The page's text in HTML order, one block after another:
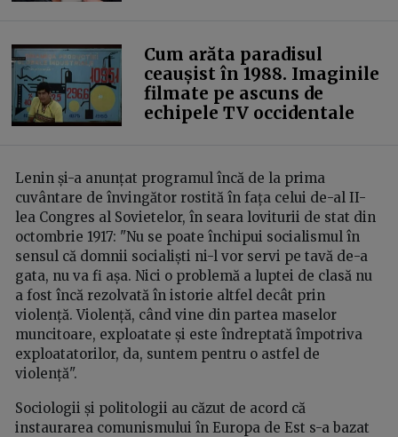
Cum arăta paradisul
ceaușist în 1988. Imaginile
filmate pe ascuns de
echipele TV occidentale
Lenin și-a anunțat programul încă de la prima
cuvântare de învingător rostită în fața celui de-al II-
lea Congres al Sovietelor, în seara loviturii de stat din
octombrie 1917: "Nu se poate închipui socialismul în
sensul că domnii socialiști ni-l vor servi pe tavă de-a
gata, nu va fi așa. Nici o problemă a luptei de clasă nu
a fost încă rezolvată în istorie altfel decât prin
violență. Violență, când vine din partea maselor
muncitoare, exploatate și este îndreptată împotriva
exploatatorilor, da, suntem pentru o astfel de
violență".
Sociologii și politologii au căzut de acord că
instaurarea comunismului în Europa de Est s-a bazat